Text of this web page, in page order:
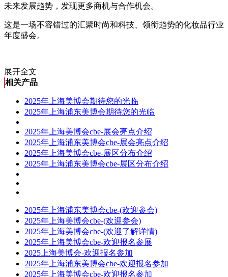
未来发展趋势，发现更多商机与合作机会。
这是一场不容错过的汇聚时尚和科技、领衔趋势的化妆品行业
年度盛会。
展开全文
相关产品
2025年上海美博会期待您的光临
2025年上海浦东美博会期待您的光临
2025年上海美博会cbe-展会亮点介绍
2025年上海浦东美博会cbe-展会亮点介绍
2025年上海美博会cbe-展区分布介绍
2025年上海浦东美博会cbe-展区分布介绍
2025年上海浦东美博会cbe-(欢迎参会)
2025年上海美博会cbe-(欢迎参会)
2025年上海美博会cbe-(欢迎了解详情)
2025年上海美博会cbe-欢迎报名参展
2025上海美博会-欢迎报名参加
2025年上海浦东美博会cbe-欢迎报名参加
2025年上海美博会cbe-欢迎报名参加